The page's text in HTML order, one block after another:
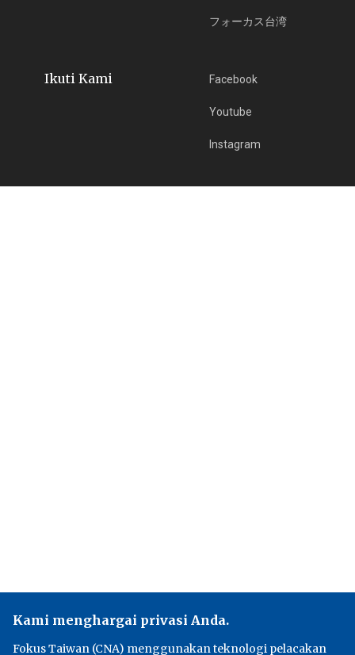
フォーカス台湾
Ikuti Kami Facebook
Youtube
Instagram
Kami menghargai privasi Anda.
Fokus Taiwan (CNA) menggunakan teknologi pelacakan